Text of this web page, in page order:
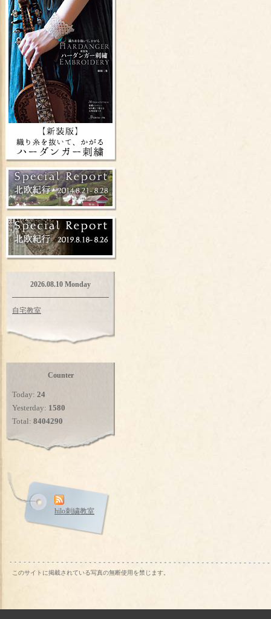
2026.08.10 Monday
自宅教室
Counter
Today: 24
Yesterday: 1580
Total: 8404290
hilo刺繍教室
このサイトに掲載されている写真の無断使用を禁じます。